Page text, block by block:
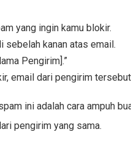
yang ingin kamu blokir.
sebelah kanan atas email.
Pengirim].”
email dari pengirim
ini adalah cara ampuh
pengirim yang sama.